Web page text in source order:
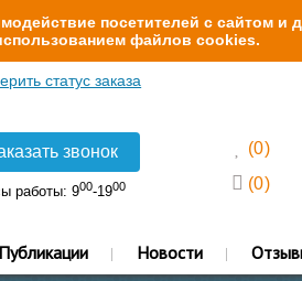
посетителей с сайтом и
файлов cookies.
статус заказа
звонок
работы: 900-1900
(0)
(0)
Публикации Новости